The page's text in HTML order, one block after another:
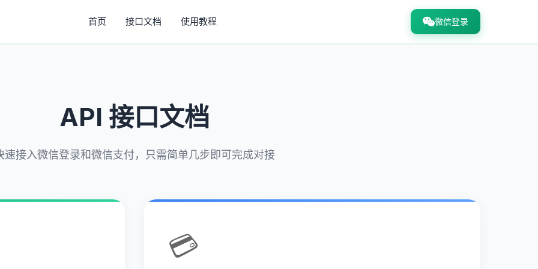
首页 接口文档 使用教程 微信登录
API 接口文档
速接入微信登录和微信支付，只需简单几步即可完成对接
💳